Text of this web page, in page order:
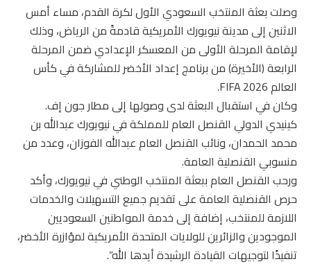
وصلت بعثة المنتخب السعودي الأول لكرة القدم، مساء أمس
الاثنين إلى مدينة نيويورك الأمريكية قادمةً من الرياض، وذلك
لإقامة المرحلة الأولى من المعسكر الإعدادي ضمن المرحلة
الرابعة (الأخيرة) من برنامج إعداد الأخضر للمشاركة في كأس
العالم FIFA 2026.
وكان في استقبال البعثة لدى وصولها إلى مطار جون إف.
كينيدي الدولي القنصل العام للمملكة في نيويورك عبدالله بن
محمد الحمدان، ونائب القنصل العام عبدالله الفوزان، وعدد من
منسوبي القنصلية العامة.
ورحب القنصل العام ببعثة المنتخب الوطني في نيويورك، وأكد
حرص القنصلية العامة على تقديم جميع التسهيلات والخدمات
اللازمة للمنتخب، إضافة إلى خدمة المواطنين السعوديين
الموجودين والزائرين للولايات المتحدة الأمريكية لمؤازرة الأخضر،
تنفيذًا لتوجيهات القيادة الرشيدة أيدها الله”.